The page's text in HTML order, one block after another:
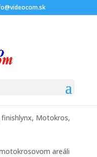
finishlynx, Motokros,
areáli